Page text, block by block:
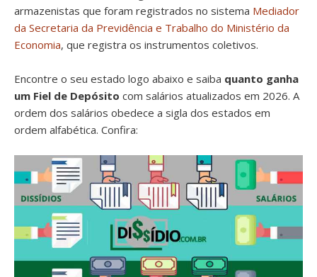
armazenistas que foram registrados no sistema Mediador
da Secretaria da Previdência e Trabalho do Ministério da
Economia, que registra os instrumentos coletivos.
Encontre o seu estado logo abaixo e saiba quanto ganha
um Fiel de Depósito com salários atualizados em 2026. A
ordem dos salários obedece a sigla dos estados em
ordem alfabética. Confira: